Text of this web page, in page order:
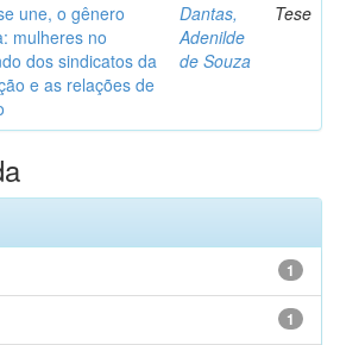
une, o gênero
mulheres no
dos sindicatos da
e as relações de
Dantas,
Adenilde
de Souza
Tese
1
1